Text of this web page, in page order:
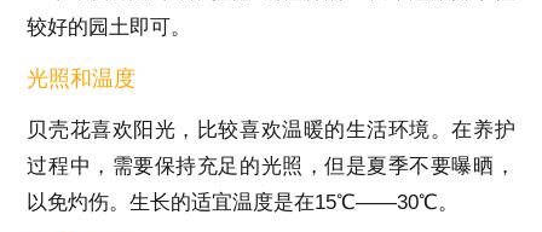
较好的园土即可。
光照和温度
贝壳花喜欢阳光，比较喜欢温暖的生活环境。在养护
过程中，需要保持充足的光照，但是夏季不要曝晒，
以免灼伤。生长的适宜温度是在15℃——30℃。